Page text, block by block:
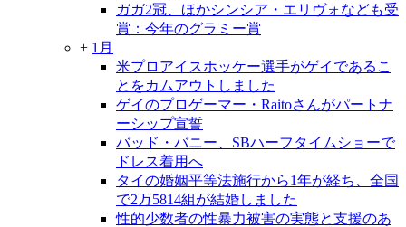
ガガ2冠、ほかシンシア・エリヴォなども受
賞：今年のグラミー賞
+ 1月
米プロアイスホッケー選手がゲイであるこ
とをカムアウトしました
ゲイのプロゲーマー・Raitoさんがパートナ
ーシップ宣誓
バッド・バニー、SBハーフタイムショーで
ドレス着用へ
タイの婚姻平等法施行から1年が経ち、全国
で2万5814組が結婚しました
性的少数者の性暴力被害の実態と支援のあ